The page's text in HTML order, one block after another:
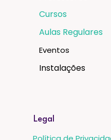
Cursos
Aulas Regulares
Eventos
Instalações
Legal